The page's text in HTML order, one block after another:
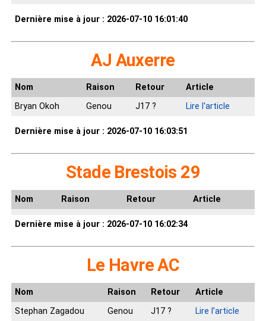
Dernière mise à jour : 2026-07-10 16:01:40
AJ Auxerre
Nom Raison Retour
Article
Bryan Okoh
Genou J17 ? Lire l'article
Dernière mise à jour : 2026-07-10 16:03:51
Stade Brestois 29
Nom Raison Retour Article
Dernière mise à jour : 2026-07-10 16:02:34
Le Havre AC
Nom Raison Retour
Article
Stephan Zagadou
Genou J17 ? Lire l’article